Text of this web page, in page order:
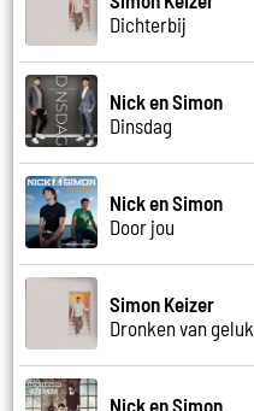
Dichterbij
Nick en Simon
Dinsdag
Nick en Simon
Door jou
Simon Keizer
Dronken van geluk
Nick en Simon